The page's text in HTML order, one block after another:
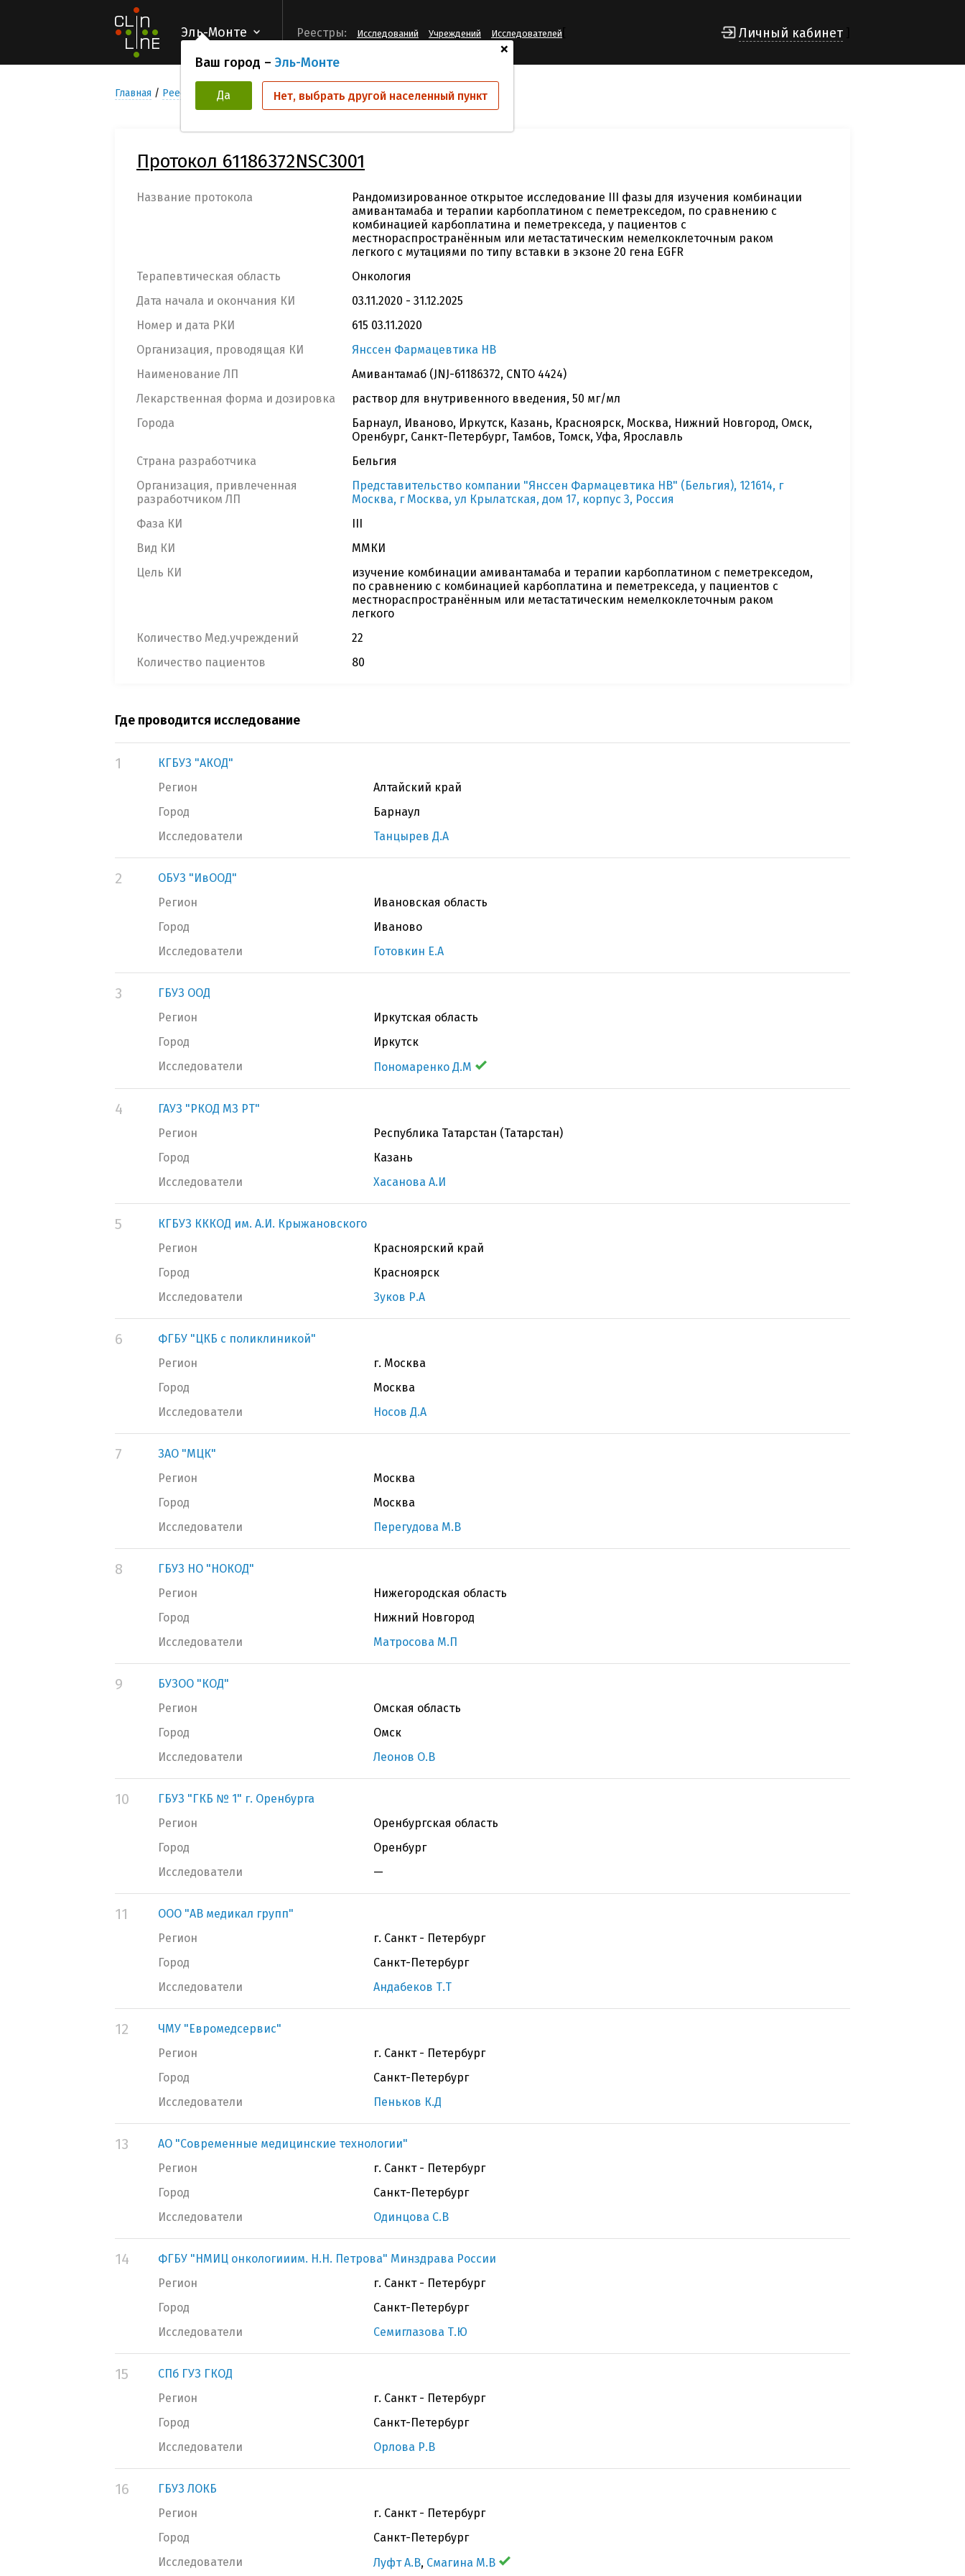
Эль-Монте
+
Ваш город – Эль-Монте
Да Нет, выбрать другой населенный пункт
Реестры: Исследований Учреждений Исследователей Личный кабинет
Главная Реестр Клинических исследований 61186372NSC3001
Протокол 61186372NSC3001
Название протокола
Рандомизированное открытое исследование III фазы для изучения комбинации
амивантамаба и терапии карбоплатином с пеметрекседом, по сравнению с
комбинацией карбоплатина и пеметрекседа, у пациентов с
местнораспространённым или метастатическим немелкоклеточным раком
легкого с мутациями по типу вставки в экзоне 20 гена EGFR
Терапевтическая область
Онкология
Дата начала и окончания КИ
03.11.2020 - 31.12.2025
Номер и дата РКИ
615 03.11.2020
Организация, проводящая КИ
Янссен Фармацевтика НВ
Наименование ЛП
Амивантамаб (JNJ-61186372, CNTO 4424)
Лекарственная форма и дозировка
раствор для внутривенного введения, 50 мг/мл
Города
Барнаул, Иваново, Иркутск, Казань, Красноярск, Москва, Нижний Новгород, Омск,
Оренбург, Санкт-Петербург, Тамбов, Томск, Уфа, Ярославль
Страна разработчика
Бельгия
Организация, привлеченная
разработчиком ЛП
Представительство компании "Янссен Фармацевтика НВ" (Бельгия), 121614, г
Москва, г Москва, ул Крылатская, дом 17, корпус 3, Россия
Фаза КИ
III
Вид КИ
ММКИ
Цель КИ
изучение комбинации амивантамаба и терапии карбоплатином с пеметрекседом,
по сравнению с комбинацией карбоплатина и пеметрекседа, у пациентов с
местнораспространённым или метастатическим немелкоклеточным раком
легкого
Количество Мед.учреждений
22
Количество пациентов
80
Где проводится исследование
1
КГБУЗ "АКОД"
Регион
Алтайский край
Город
Барнаул
Исследователи
Танцырев Д.А
2
ОБУЗ "ИвООД"
Регион
Ивановская область
Город
Иваново
Исследователи
Готовкин Е.А
3
ГБУЗ ООД
Регион
Иркутская область
Город
Иркутск
Исследователи
Пономаренко Д.М
4
ГАУЗ "РКОД МЗ РТ"
Регион
Республика Татарстан (Татарстан)
Город
Казань
Исследователи
Хасанова А.И
5
КГБУЗ КККОД им. А.И. Крыжановского
Регион
Красноярский край
Город
Красноярск
Исследователи
Зуков Р.А
6
ФГБУ "ЦКБ с поликлиникой"
Регион
г. Москва
Город
Москва
Исследователи
Носов Д.А
7
ЗАО "МЦК"
Регион
Москва
Город
Москва
Исследователи
Перегудова М.В
8
ГБУЗ НО "НОКОД"
Регион
Нижегородская область
Город
Нижний Новгород
Исследователи
Матросова М.П
9
БУЗОО "КОД"
Регион
Омская область
Город
Омск
Исследователи
Леонов О.В
10
ГБУЗ "ГКБ № 1" г. Оренбурга
Регион
Оренбургская область
Город
Оренбург
Исследователи
—
11
ООО "АВ медикал групп"
Регион
г. Санкт - Петербург
Город
Санкт-Петербург
Исследователи
Андабеков Т.Т
12
ЧМУ "Евромедсервис"
Регион
г. Санкт - Петербург
Город
Санкт-Петербург
Исследователи
Пеньков К.Д
13
АО "Современные медицинские технологии"
Регион
г. Санкт - Петербург
Город
Санкт-Петербург
Исследователи
Одинцова С.В
14
ФГБУ "НМИЦ онкологииим. Н.Н. Петрова" Минздрава России
Регион
г. Санкт - Петербург
Город
Санкт-Петербург
Исследователи
Семиглазова Т.Ю
15
СПб ГУЗ ГКОД
Регион
г. Санкт - Петербург
Город
Санкт-Петербург
Исследователи
Орлова Р.В
16
ГБУЗ ЛОКБ
Регион
г. Санкт - Петербург
Город
Санкт-Петербург
Исследователи
Луфт А.В, Смагина М.В